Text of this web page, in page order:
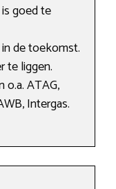
goed te
de toekomst.
te liggen.
ATAG,
Intergas.